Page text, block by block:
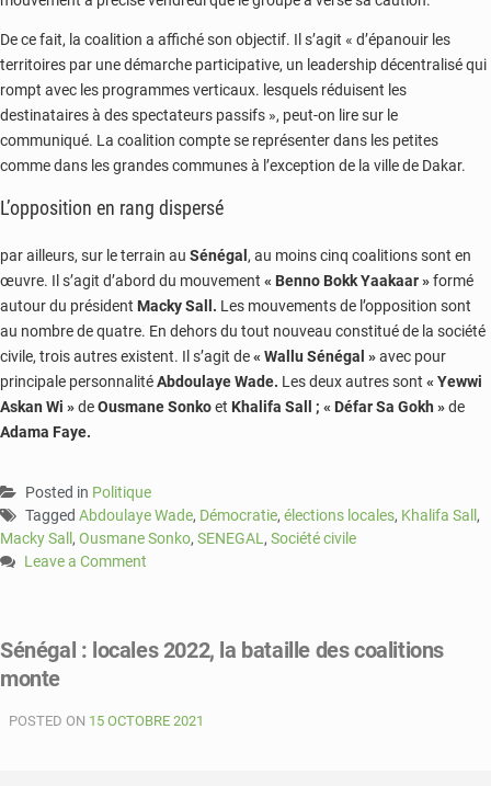
De ce fait, la coalition a affiché son objectif. Il s’agit « d’épanouir les
territoires par une démarche participative, un leadership décentralisé qui
rompt avec les programmes verticaux. lesquels réduisent les
destinataires à des spectateurs passifs », peut-on lire sur le
communiqué. La coalition compte se représenter dans les petites
comme dans les grandes communes à l’exception de la ville de Dakar.
L’opposition en rang dispersé
par ailleurs, sur le terrain au Sénégal , au moins cinq coalitions sont en
œuvre. Il s’agit d’abord du mouvement « Benno Bokk Yaakaar »formé
autour du président Macky Sall. Les mouvements de l’opposition sont
au nombre de quatre. En dehors du tout nouveau constitué de la société
civile, trois autres existent. Il s’agit de« Wallu Sénégal »avec pour
principale personnalitéAbdoulaye Wade. Les deux autres sont « Yewwi
Askan Wi »deOusmane Sonkoet Khalifa Sall ; « Défar Sa Gokh »de
Adama Faye.
Posted in Politique
Tagged Abdoulaye Wade, Démocratie, élections locales, Khalifa Sall ,
Macky Sall , Ousmane Sonko, SENEGAL , Société civile
Leave a Comment
la
société
dans
Sénégal : locales 2022, la bataille des coalitions
monte
POSTED ON 15 OCTOBRE 2021